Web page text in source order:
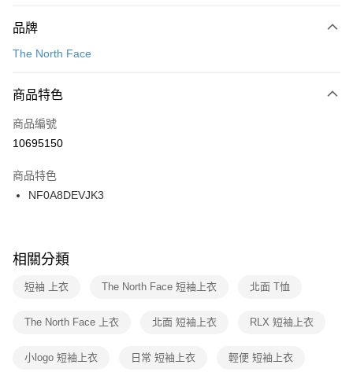
台灣樂天信用卡公司
【關於「AFTEE先享後付」】
便利好安心！
３．安心：先確認商品／服務後，再付款。
【「AFTEE先享後付」結帳流程】
１．於結帳方式選擇「AFTEE先享後付」後，將跳轉至「AFTEE先享後付」
２．訂單成立數日內，您將收到繳費通知簡訊。
３．收到繳費通知簡訊後14天內，點擊此簡訊中的連結，可透過四大超商／
ATM／網路銀行／等多元方式進行付款，方視為交易完成。
※ 交易是否成功請以「AFTEE先享後付 」之結帳頁面顯示為準，若有關於
是否繳費成功／繳費後需取消欲退款等相關疑問，請聯繫「AFTEE先享後付
客戶支援中心」
https://netprotections.freshdesk.com/support/home
１．透過由恩沛科技股份有限公司提供之「AFTEE先享後付」服務完成之交
權轉讓予恩沛科技股份有限公司。
運送方式
每筆NT$100，滿NT$1,500(含以上)免運費
宅配
每筆NT$100，滿NT$1,500(含以上)免運費
品牌
The North Face
商品特色
商品編號
10695150
商品特色
NF0A8DEVJK3
相關分類
短袖 上衣 The North Face 短袖上衣 北面 T恤
The North Face 上衣 北面 短袖上衣 RLX 短袖上衣
小logo 短袖上衣 日常 短袖上衣 輕便 短袖上衣